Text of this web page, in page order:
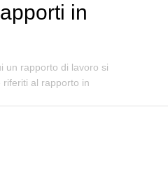
in
un rapporto di lavoro si
al rapporto in